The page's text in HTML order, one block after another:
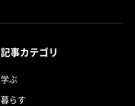
記事カテゴリ
学ぶ
暮らす